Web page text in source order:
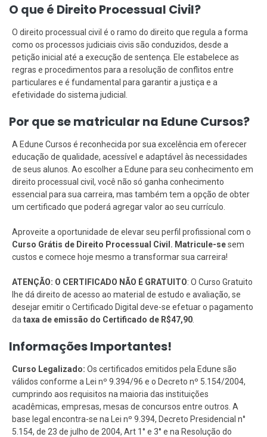
O que é Direito Processual Civil?
O direito processual civil é o ramo do direito que regula a forma
como os processos judiciais civis são conduzidos, desde a
petição inicial até a execução de sentença. Ele estabelece as
regras e procedimentos para a resolução de conflitos entre
particulares e é fundamental para garantir a justiça e a
efetividade do sistema judicial.
Por que se matricular na Edune Cursos?
A Edune Cursos é reconhecida por sua excelência em oferecer
educação de qualidade, acessível e adaptável às necessidades
de seus alunos. Ao escolher a Edune para seu conhecimento em
direito processual civil, você não só ganha conhecimento
essencial para sua carreira, mas também tem a opção de obter
um certificado que poderá agregar valor ao seu currículo.
Aproveite a oportunidade de elevar seu perfil profissional com o
Curso Grátis de Direito Processual Civil. Matricule-sesem
custos e comece hoje mesmo a transformar sua carreira!
ATENÇÃO: O CERTIFICADO NÃO É GRATUITO: O Curso Gratuito
lhe dá direito de acesso ao material de estudo e avaliação, se
desejar emitir o Certificado Digital deve-se efetuar o pagamento
da taxa de emissão do Certificado de R$47,90
Informações Importantes!
Curso Legalizado: Os certificados emitidos pela Edune são
válidos conforme a Lei nº 9.394/96 e o Decreto nº 5.154/2004,
cumprindo aos requisitos na maioria das instituições
acadêmicas, empresas, mesas de concursos entre outros. A
base legal encontra-se na Lei nº 9.394, Decreto Presidencial n°
5.154, de 23 de julho de 2004, Art 1° e 3° e na Resolução do